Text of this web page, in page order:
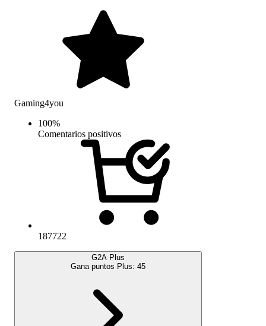
Gaming4you
100%
Comentarios positivos
187722
G2A Plus
Gana puntos Plus: 45